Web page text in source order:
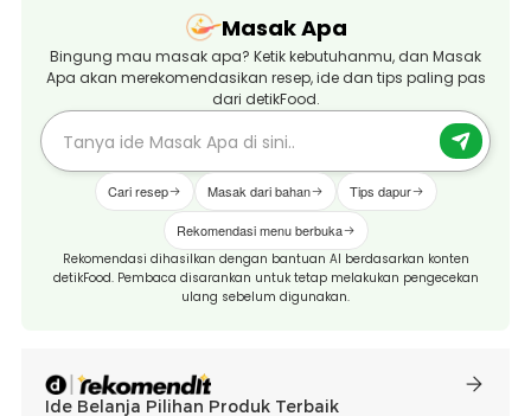
Masak Apa
Bingung mau masak apa? Ketik kebutuhanmu, dan Masak
Apa akan merekomendasikan resep, ide dan tips paling pas
dari detikFood.
Cari resep Masak dari bahan Tips dapur
Rekomendasi menu berbuka
Rekomendasi dihasilkan dengan bantuan AI berdasarkan konten
detikFood. Pembaca disarankan untuk tetap melakukan pengecekan
ulang sebelum digunakan.